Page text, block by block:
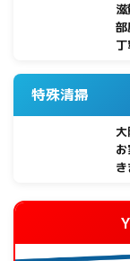
部
特殊清掃
大
き